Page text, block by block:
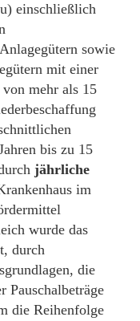
einschließlich
sowie
mit einer
mehr als 15
bis zu 15
jährliche
im
wurde das
durch
die
Pauschalbeträge
die Reihenfolge